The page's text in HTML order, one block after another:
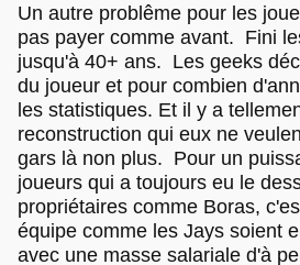
Un autre problême pour les
pas payer comme avant. Fini
jusqu'à 40+ ans. Les geeks
du joueur et pour combien
les statistiques. Et il y a
reconstruction qui eux ne
gars là non plus. Pour un
joueurs qui a toujours eu le
propriétaires comme Boras,
équipe comme les Jays soient
avec une masse salariale d'à